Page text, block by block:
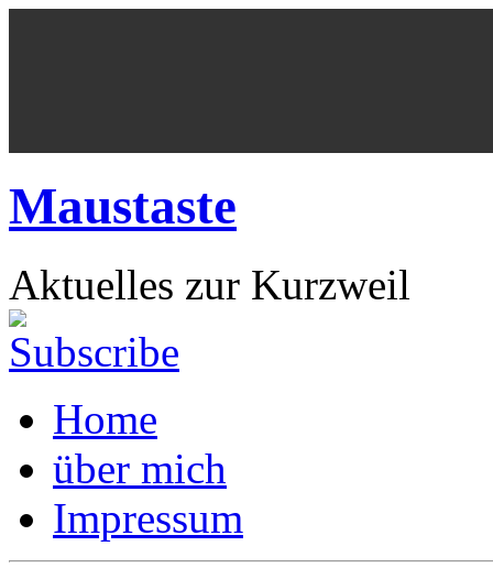
Maustaste
Aktuelles zur Kurzweil
Home
über mich
Impressum